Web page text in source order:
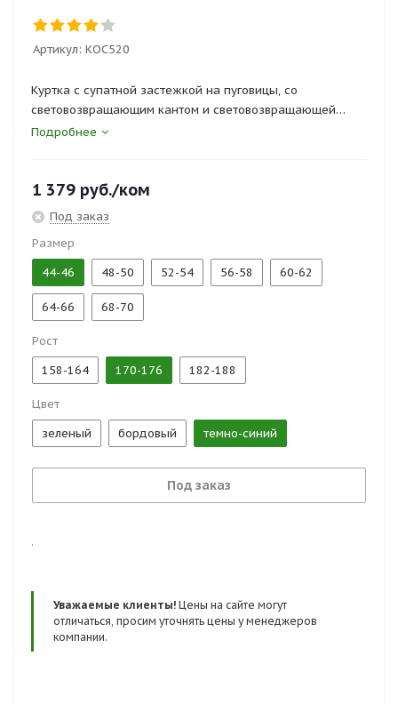
Артикул: КОС520
Куртка с супатной застежкой на пуговицы, со
световозвращающим кантом и световозвращающей
полосой на спинке.
Сертификаты и госты:
ТР ТС 019/2011, ГОСТ 27575-87
Подробнее
1 379 руб./ком
Под заказ
Размер
44-46
48-50 52-54 56-58 60-62
64-66 68-70
Рост
158-164
170-176 182-188
Цвет
зеленый
бордовый темно-синий
Под заказ
.
Уважаемые клиенты! Цены на сайте могут
отличаться, просим уточнять цены у менеджеров
компании.